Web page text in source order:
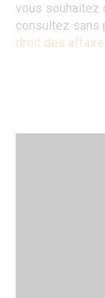
vous souhaitez
consultez sans
droit des